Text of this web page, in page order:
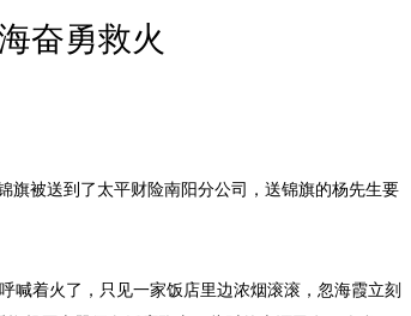
奋勇救火
旗被送到了太平财险南阳分公司，送锦旗的杨先生要
喊着火了，只见一家饭店里边浓烟滚滚，忽海霞立刻